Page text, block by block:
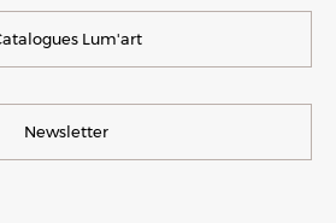
Catalogues Lum'art
Newsletter